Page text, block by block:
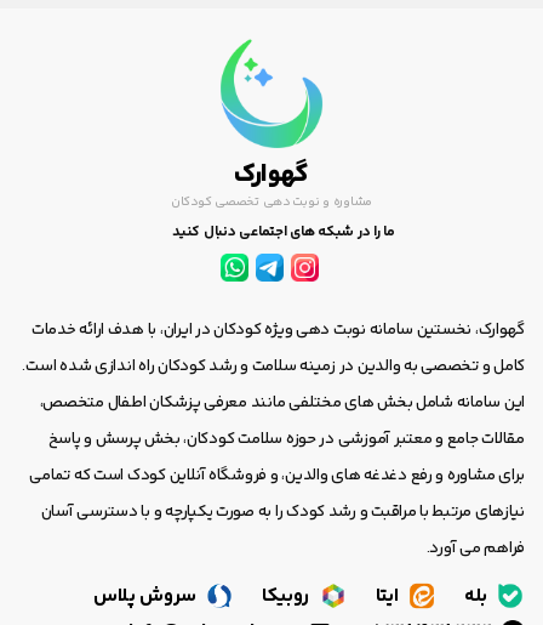
گهوارک
مشاوره و نوبت دهی تخصصی کودکان
ما را در شبکه های اجتماعی دنبال کنید
گهوارک، نخستین سامانه نوبت دهی ویژه کودکان در ایران، با هدف ارائه خدمات
کامل و تخصصی به والدین در زمینه سلامت و رشد کودکان راه اندازی شده است.
این سامانه شامل بخش های مختلفی مانند معرفی پزشکان اطفال متخصص،
مقالات جامع و معتبر آموزشی در حوزه سلامت کودکان، بخش پرسش و پاسخ
برای مشاوره و رفع دغدغه های والدین، و فروشگاه آنلاین کودک است که تمامی
نیازهای مرتبط با مراقبت و رشد کودک را به صورت یکپارچه و با دسترسی آسان
فراهم می آورد.
بله ایتا روبیکا
سروش پلاس